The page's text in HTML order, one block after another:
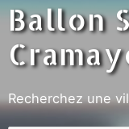
Ballon
Recherchez une